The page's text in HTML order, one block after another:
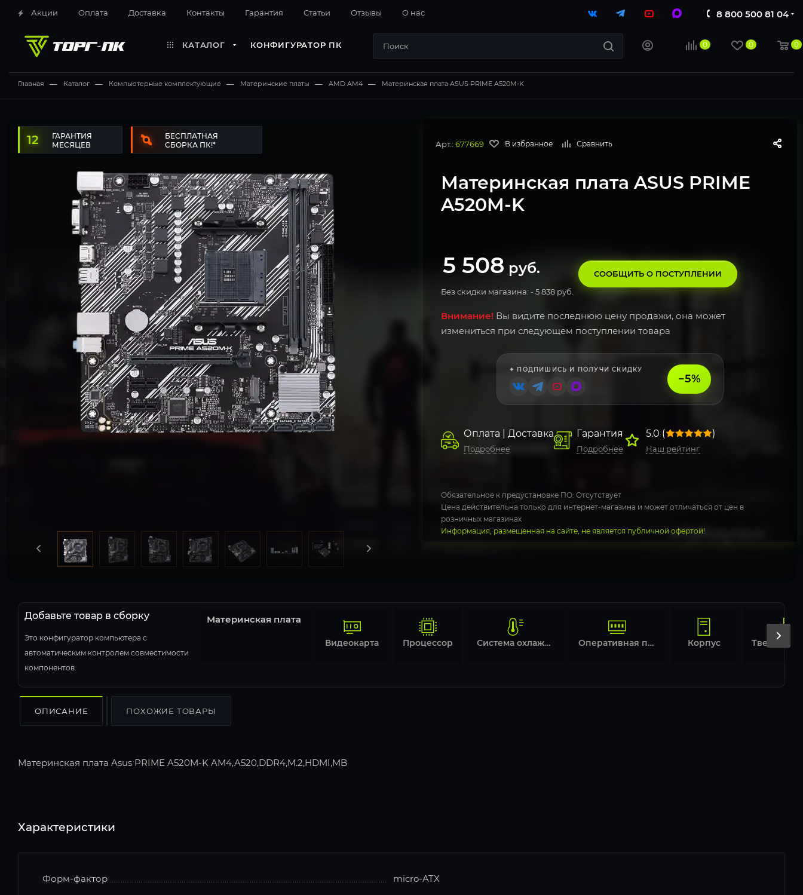
Акции Оплата Доставка Контакты Гарантия Cтатьи Отзывы О нас 8 800 500 81 04
КАТАЛОГ КОНФИГУРАТОР ПК 0 0 0
Главная — Каталог — Компьютерные комплектующие — Материнские платы — AMD AM4 — Материнская плата ASUS PRIME A520M-K
12 месяцев Бесплатная сборка ПК
Арт.: 677669 В избранное Сравнить
Материнская плата ASUS PRIME
A520M-K
5 508 руб.
Без скидки магазина: -5 838 руб.
СООБЩИТЬ О ПОСТУПЛЕНИИ
Внимание! Вы видите последнюю цену продажи, она может
измениться при следующем поступлении товара
✦ ПОДПИШИСЬ И ПОЛУЧИ СКИДКУ
−5%
Оплата | Доставка
Подробнее
Гарантия
Подробнее
5.0 ( )
Наш рейтинг
Обязательное к предустановке ПО: Отсутствует
Цена действительна только для интернет-магазина и может отличаться от цен в
розничных магазинах
Информация, размещенная на сайте, не является публичной офертой!
Добавьте товар в сборку
Это конфигуратор компьютера с
автоматическим контролем совместимости
компонентов.
Материнская плата
Видеокарта Процессор Система охлаждения Оперативная память Корпус
ОПИСАНИЕ ПОХОЖИЕ ТОВАРЫ
Материнская плата Asus PRIME A520M-K AM4,A520,DDR4,M.2,HDMI,MB
Характеристики
Форм-фактор micro-ATX